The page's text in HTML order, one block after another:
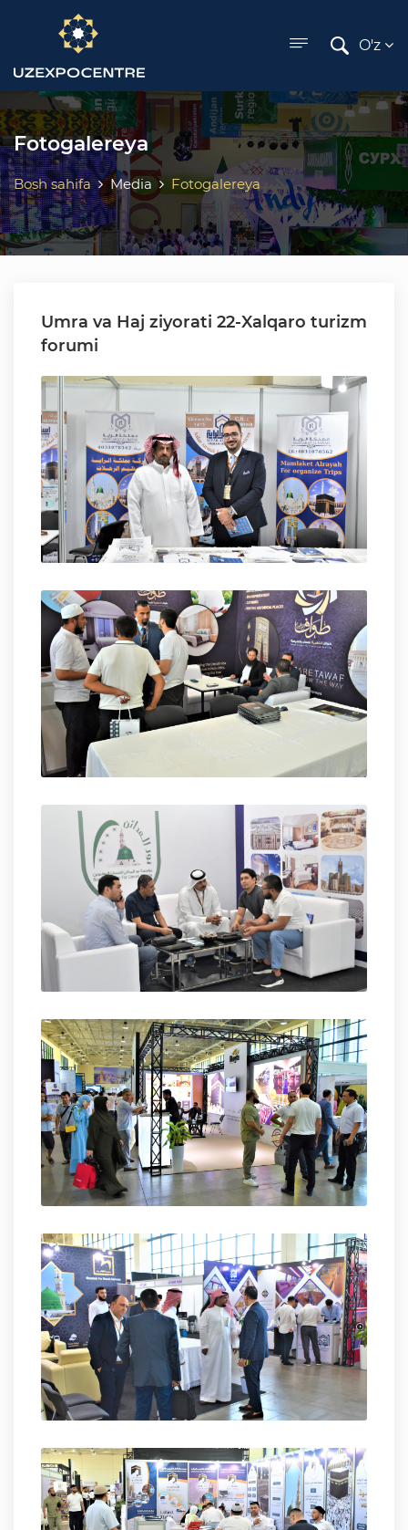
menu
O'z
Fotogalereya
Bosh sahifa Media Fotogalereya
Umra va Haj ziyorati 22-Xalqaro turizm
forumi